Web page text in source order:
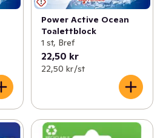
Power Active Ocean
Toalettblock
1 st, Bref
22,50 kr
22,50 kr /st